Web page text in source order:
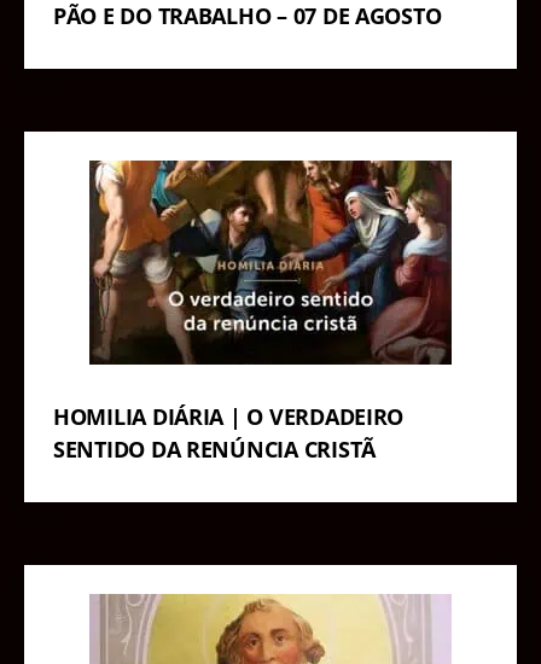
PÃO E DO TRABALHO – 07 DE AGOSTO
HOMILIA DIÁRIA | O VERDADEIRO
SENTIDO DA RENÚNCIA CRISTÃ